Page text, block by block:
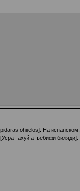
оhuеlоs]. На
ахуй атъебифи